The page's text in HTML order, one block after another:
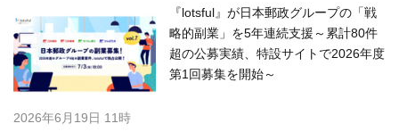
『lotsful』が日本郵政グループの「戦
略的副業」を5年連続支援～累計80件
超の公募実績、特設サイトで2026年度
第1回募集を開始～
2026年6月19日 11時